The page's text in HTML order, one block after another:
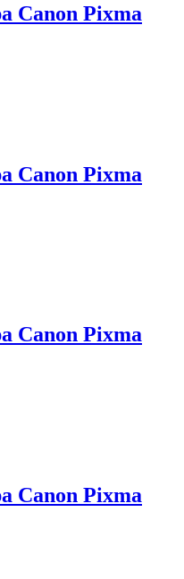
Canon Pixma
Canon Pixma
Canon Pixma
Canon Pixma